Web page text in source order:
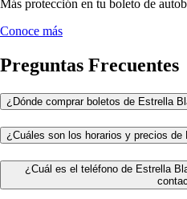
Más protección en tu boleto de
Conoce más
Preguntas Frecuentes
¿Dónde comprar boletos de Estrella
¿Cuáles son los horarios y precios
¿Cuál es el teléfono de Estrella